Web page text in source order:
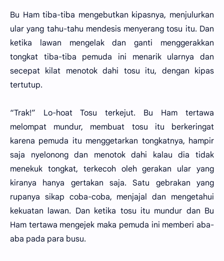
Bu Ham tiba-tiba mengebutkan kipasnya, menjulurkan
ular yang tahu-tahu mendesis menyerang tosu itu. Dan
ketika lawan mengelak dan ganti menggerakkan
tongkat tiba-tiba pemuda ini menarik ularnya dan
secepat kilat menotok dahi tosu itu, dengan kipas
tertutup.
“Trak!” Lo-hoat Tosu terkejut. Bu Ham tertawa
melompat mundur, membuat tosu itu berkeringat
karena pemuda itu menggetarkan tongkatnya, hampir
saja nyelonong dan menotok dahi kalau dia tidak
menekuk tongkat, terkecoh oleh gerakan ular yang
kiranya hanya gertakan saja. Satu gebrakan yang
rupanya sikap coba-coba, menjajal dan mengetahui
kekuatan lawan. Dan ketika tosu itu mundur dan Bu
Ham tertawa mengejek maka pemuda ini memberi aba-
aba pada para busu.